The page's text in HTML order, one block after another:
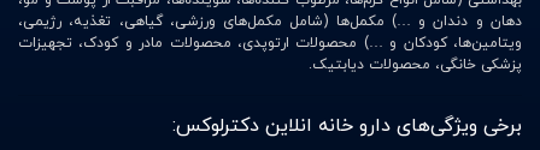
میتواند به طور متوسط 11 تا 12 درصد عملکرد بدنی را بهبود
بخشد.
دهان و دندان و …) مکمل‌ها (شامل مکمل‌های ورزشی، گیاهی، تغذیه، رژیمی،
ویتامین‌ها، کودکان و …) محصولات ارتوپدی، محصولات مادر و کودک، تجهیزات
پزشکی خانگی، محصولات دیابتیک.
برخی ویژگی‌های دارو خانه انلاین دکترلوکس: